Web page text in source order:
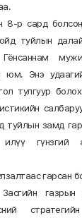
8-р сард
туйлын
юм. Энэ
тулгуур
туйлын замд
илүү гүнзгий
гарсан
Засгийн